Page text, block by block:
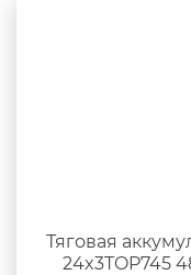
Тяговая
24x3TOP745